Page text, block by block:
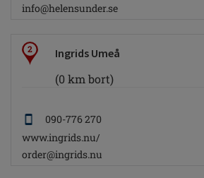
info@helensunder.se
2 Ingrids Umeå
(0 km bort)
090-776 270
www.ingrids.nu/
order@ingrids.nu